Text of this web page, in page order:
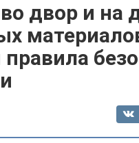
двор и на